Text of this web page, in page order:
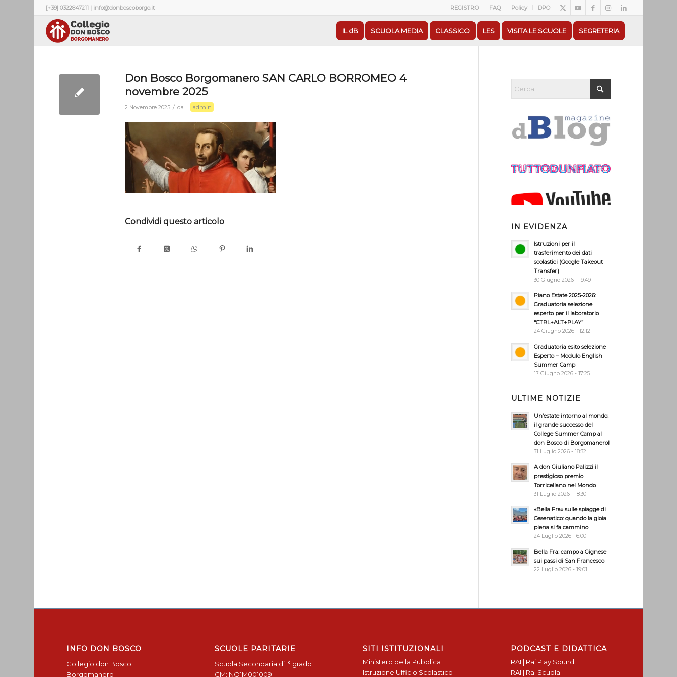
REGISTRO FAQ Policy DPO
[+39] 0322847211 | info@donboscoborgo.it
IL dB SCUOLA MEDIA CLASSICO LES VISITA LE SCUOLE SEGRETERIA
Don Bosco Borgomanero SAN CARLO BORROMEO 4
novembre 2025
2 Novembre 2025 / da admin
Condividi questo articolo
IN EVIDENZA
Istruzioni per il
trasferimento dei dati
scolastici (Google Takeout
Transfer)
30 Giugno 2026 - 19:49
Piano Estate 2025-2026:
Graduatoria selezione
esperto per il laboratorio
“CTRL+ALT+PLAY”
24 Giugno 2026 - 12:12
Graduatoria esito selezione
Esperto – Modulo English
Summer Camp
17 Giugno 2026 - 17:25
ULTIME NOTIZIE
Un’estate intorno al mondo:
il grande successo del
College Summer Camp al
don Bosco di Borgomanero!
31 Luglio 2026 - 18:32
A don Giuliano Palizzi il
prestigioso premio
Torricellano nel Mondo
31 Luglio 2026 - 18:30
«Bella Fra» sulle spiagge di
Cesenatico: quando la gioia
piena si fa cammino
24 Luglio 2026 - 6:00
Bella Fra: campo a Gignese
sui passi di San Francesco
22 Luglio 2026 - 19:01
INFO DON BOSCO
Collegio don Bosco
Borgomanero
SCUOLE PARITARIE
Scuola Secondaria di I° grado
CM: NO1M001009
SITI ISTITUZIONALI
Ministero della Pubblica
Istruzione Ufficio Scolastico
PODCAST E DIDATTICA
RAI | Rai Play Sound
RAI | Rai Scuola